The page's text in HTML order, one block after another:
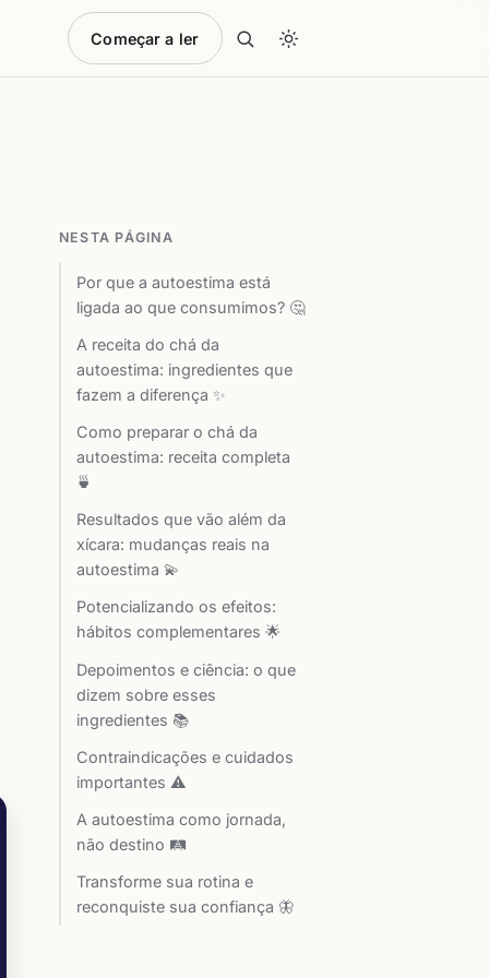
Começar a ler
NESTA PÁGINA
Por que a autoestima está
ligada ao que consumimos? 🤔
A receita do chá da
autoestima: ingredientes que
fazem a diferença ✨
Como preparar o chá da
autoestima: receita completa
🍵
Resultados que vão além da
xícara: mudanças reais na
autoestima 💫
Potencializando os efeitos:
hábitos complementares 🌟
Depoimentos e ciência: o que
dizem sobre esses
ingredientes 📚
Contraindicações e cuidados
importantes ⚠️
A autoestima como jornada,
não destino 🛤️
Transforme sua rotina e
reconquiste sua confiança 🦋